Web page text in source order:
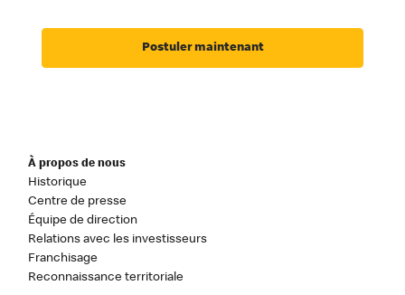
Postuler maintenant
À propos de nous
Historique
Centre de presse
Équipe de direction
Relations avec les investisseurs
Franchisage
Reconnaissance territoriale